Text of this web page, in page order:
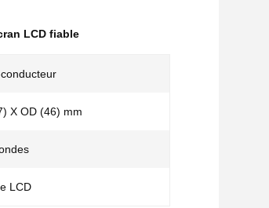
LCD fiable
X OD (46) mm
LCD